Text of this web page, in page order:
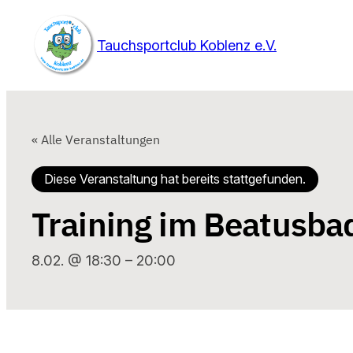
Tauchsportclub Koblenz e.V.
« Alle Veranstaltungen
Diese Veranstaltung hat bereits stattgefunden.
Training im
8.02. @ 18:30 – 20:00